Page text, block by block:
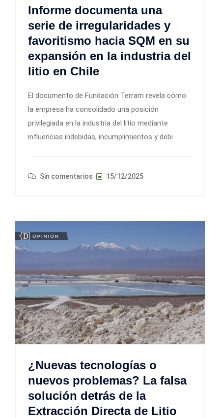
Informe documenta una
serie de irregularidades y
favoritismo hacia SQM en su
expansión en la industria del
litio en Chile
El documento de Fundación Terram revela cómo
la empresa ha consolidado una posición
privilegiada en la industria del litio mediante
influencias indebidas, incumplimientos y debi
Sin comentarios 15/12/2025
¿Nuevas tecnologías o
nuevos problemas? La falsa
solución detrás de la
Extracción Directa de Litio